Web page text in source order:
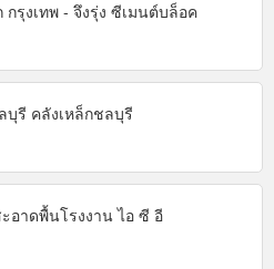
กรุงเทพ - จึงรุ่ง ซีเมนต์บล็อค
บุรี คลังเหล็กชลบุรี
อาดพื้นโรงงาน ไอ ซี อี